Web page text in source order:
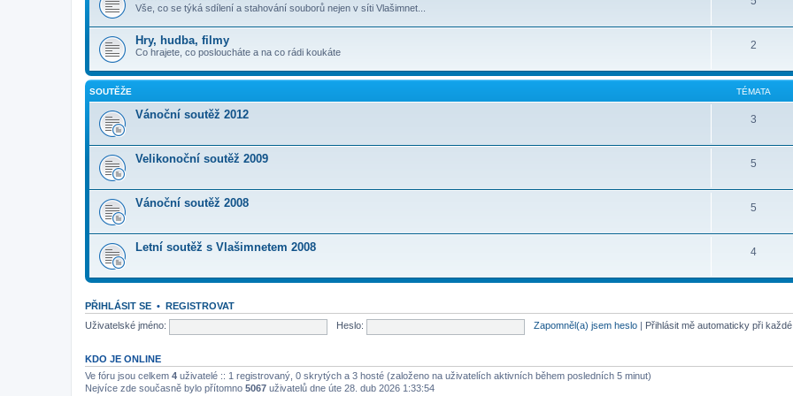
Vše, co se týká sdílení a stahování souborů nejen v síti Vlašimnet...
Hry, hudba, filmy
Co hrajete, co posloucháte a na co rádi koukáte
2
SOUTĚŽE TÉMATA
Vánoční soutěž 2012 3
Velikonoční soutěž 2009 5
Vánoční soutěž 2008 5
Letní soutěž s Vlašimnetem 2008 4
PŘIHLÁSIT SE • REGISTROVAT
Uživatelské jméno:
Heslo: Zapomněl(a) jsem heslo Přihlásit mě automaticky při
KDO JE ONLINE
Ve fóru jsou celkem 4 uživatelé :: 1 registrovaný, 0 skrytých a 3 hosté (založeno na uživatelích aktivních během posledních 5 minut)
Nejvíce zde současně bylo přítomno 5067 uživatelů dne úte 28. dub 2026 1:33:54